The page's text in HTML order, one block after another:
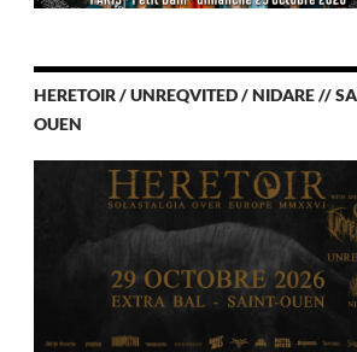
HERETOIR / UNREQVITED / NIDARE //
OUEN